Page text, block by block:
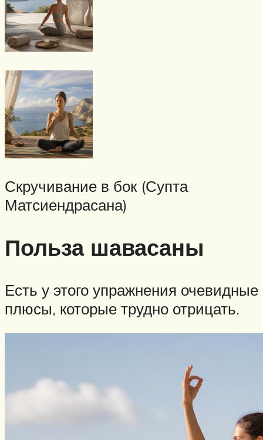
Скручивание в бок (Супта
Матсиендрасана)
Польза шавасаны
Есть у этого упражнения очевидные
плюсы, которые трудно отрицать.